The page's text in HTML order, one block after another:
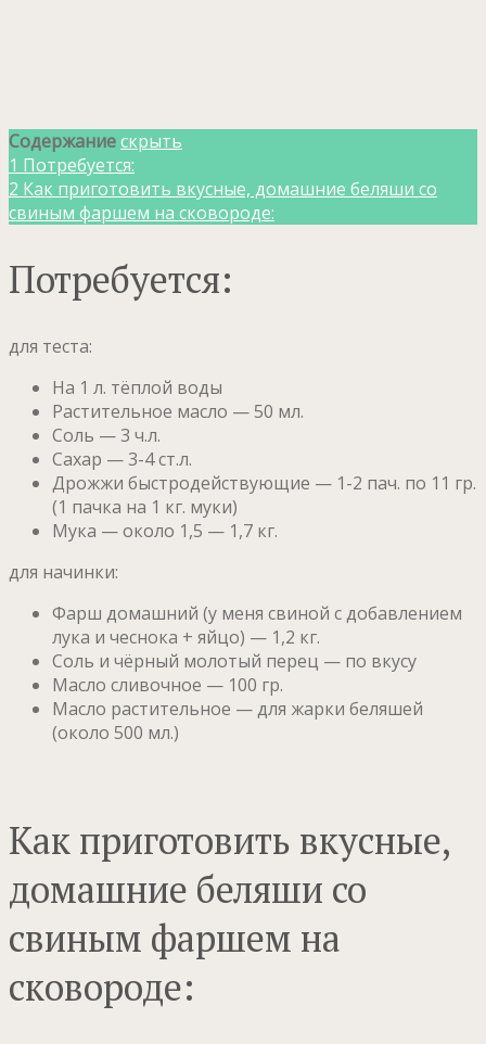
Содержаниескрыть
1 Потребуется:
2 Как приготовить вкусные, домашние беляши со
свиным фаршем на сковороде:
Потребуется:
для теста:
На 1 л. тёплой воды
Растительное масло — 50 мл.
Соль — 3 ч.л.
Сахар — 3-4 ст.л.
Дрожжи быстродействующие — 1-2 пач. по 11 гр.
(1 пачка на 1 кг. муки)
Мука — около 1,5 — 1,7 кг.
для начинки:
Фарш домашний (у меня свиной с добавлением
лука и чеснока + яйцо) — 1,2 кг.
Соль и чёрный молотый перец — по вкусу
Масло сливочное — 100 гр.
Масло растительное — для жарки беляшей
(около 500 мл.)
Как приготовить вкусные,
домашние беляши со
свиным фаршем на
сковороде: